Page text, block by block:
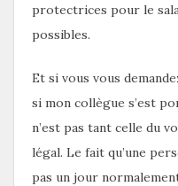
protectrices pour le
possibles.
Et si vous vous
si mon collègue s’est
n’est pas tant celle du
légal. Le fait qu’une
pas un jour